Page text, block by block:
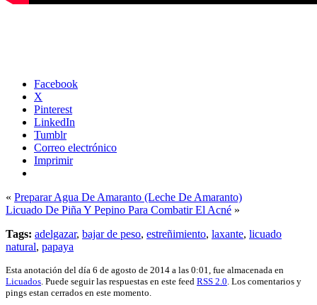
Facebook
X
Pinterest
LinkedIn
Tumblr
Correo electrónico
Imprimir
« Preparar Agua De Amaranto (Leche De Amaranto)
Licuado De Piña Y Pepino Para Combatir El Acné »
Tags: adelgazar, bajar de peso, estreñimiento, laxante, licuado
natural, papaya
Esta anotación del día 6 de agosto de 2014 a las 0:01, fue almacenada en
Licuados. Puede seguir las respuestas en este feed RSS 2.0. Los comentarios y
pings estan cerrados en este momento.